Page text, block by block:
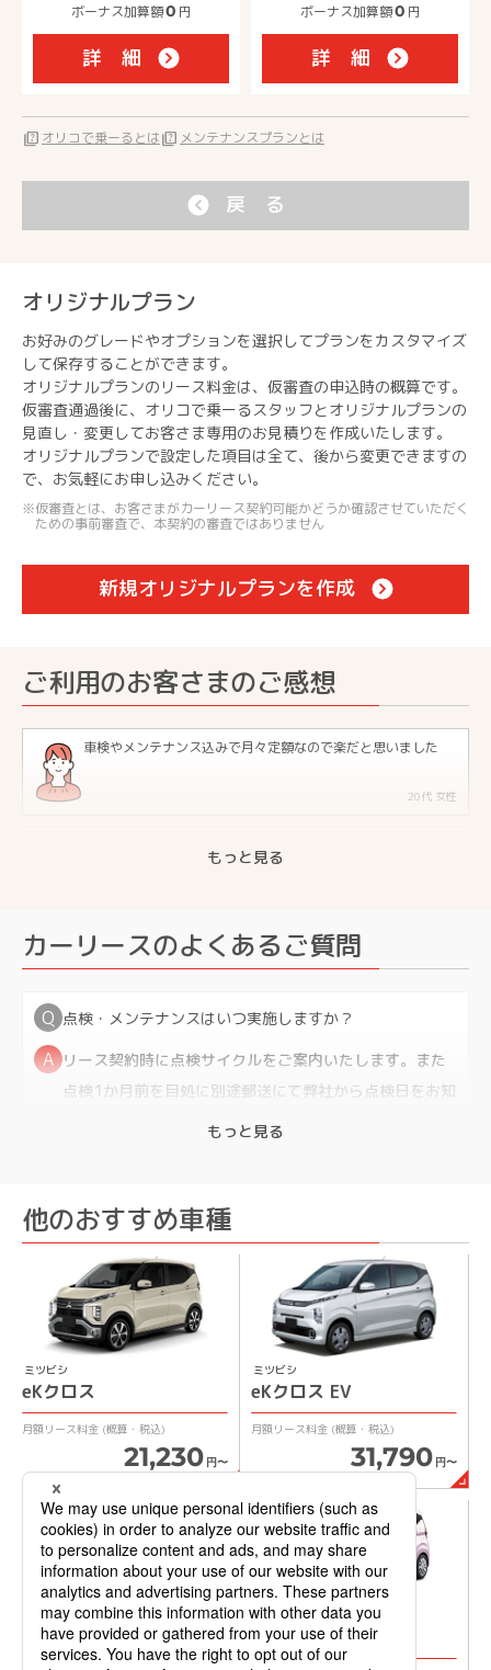
ボーナス加算額0 円
詳 細
ボーナス加算額0 円
詳 細
quiz オリコで乗ーるとはquiz メンテナンスプランとは
戻 る
オリジナルプラン
お好みのグレードやオプションを選択してプランをカスタマイズ
して保存することができます。
オリジナルプランのリース料金は、仮審査の申込時の概算です。
仮審査通過後に、オリコで乗ーるスタッフとオリジナルプランの
見直し・変更してお客さま専用のお見積りを作成いたします。
オリジナルプランで設定した項目は全て、後から変更できますの
で、お気軽にお申し込みください。
仮審査とは、お客さまがカーリース契約可能かどうか確認させていただく
ための事前審査で、本契約の審査ではありません
新規オリジナルプランを作成
ご利用のお客さまのご感想
車検やメンテナンス込みで月々定額なので楽だと思いました
20代 女性
定期点検やオイル交換のお知らせがきたり、車検やメンテがリ
ース料に含まれているので楽です
乗れるところが魅力
20代 男性
新車を手軽に安く乗れるところが良いと感じました
税金や車検などがすべて込みで、支払いも通常のローンと同じ
くらいなのが魅力でした
40代 女性
もっと見る
カーリースのよくあるご質問
点検・メンテナンスはいつ実施しますか？
リース契約時に点検サイクルをご案内いたします。また
点検1か月前を目処に別途郵送にて弊社から点検日をお知
ーの指定はできますか？
オイルメーカーの指定はできません。
リース期間中に契約内容（メンテナンス付帯有無/メンテ
ナンスプラン変更など）の変更はできますか？
リース期間中に変更はできません。
メンテナンスプランを契約した場合、点検・車検・メン
テナンス費用は、いつ支払いになりますか？
点検・車検・メンテナンス費用は月々お支払いのリース
料金に含まれておりますので、点検の都度支払いは不要
です。
※ メンテナンスプランに含まれていない費用はお客さま負担にな
ります。
もっと見る
他のおすすめ車種
ミツビシ
eKクロス
月額リース料金 (概算・税込)
21,230 円〜
ミツビシ
eKクロス EV
月額リース料金 (概算・税込)
31,790 円〜
ミツビシ
eKスペース
ミツビシ
eKワゴン